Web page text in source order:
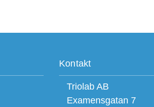
Kontakt
Triolab AB
Examensgatan 7